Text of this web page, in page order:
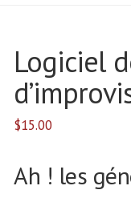
Logiciel
$15.00
Ah ! les